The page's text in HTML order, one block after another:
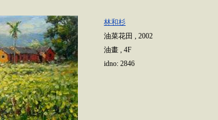
林和杉
油菜花田 , 2002
油畫 , 4F
idno: 2846